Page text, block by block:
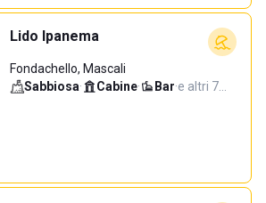
Lido Ipanema
Fondachello, Mascali
Sabbiosa· Cabine· Bar·e altri 7…